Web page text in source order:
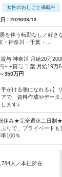
女性のおしごと掲載中
：2026/08/13
を伴う転勤なし／好き
・神奈川・千葉・…
与 神奈川 月給20万
～+賞与 千葉 月給19万
350万円
手がける側になれる♪】
で、資料作成やデータ
ます♪
休み★完全週休二日制
りで、プライベートも
100％
人／本社所在